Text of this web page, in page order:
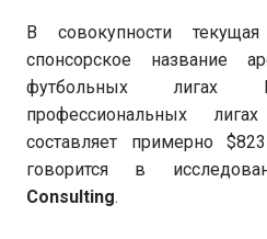
В совокупности
спонсорское название
футбольных
профессиональных
составляет примерно
говорится в
Consulting.